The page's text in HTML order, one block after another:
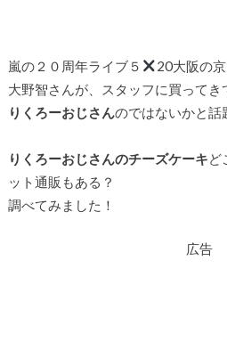
嵐の２０周年ライブ５
20大阪の
大野智さんが、スタッフに買って
りくろーおじさんのではないかと話
りくろーおじさんのチーズケーキど
ット通販もある？
調べてみました！
広告